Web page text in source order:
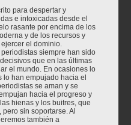
para despertar y
e intoxicadas desde el
rasante por encima de los
y de los recursos y
el dominio.
siempre han sido
que en las últimas
el mundo. En ocasiones lo
lo han empujado hacia el
se aman y se
hacia el progreso y
hienas y los buitres, que
sin soportarse. Al
también a